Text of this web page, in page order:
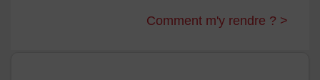
Comment m'y rendre ? >